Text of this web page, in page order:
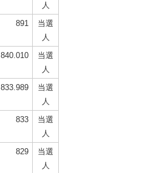
人
891
当選
人
840.010
当選
人
833.989
当選
人
833
当選
人
829
当選
人